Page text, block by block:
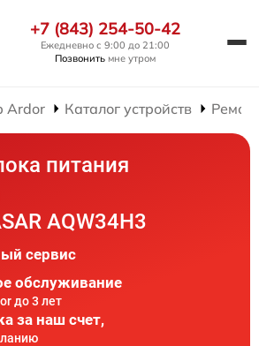
+7 (843) 254-50-42
Ежедневно с 9:00 до 21:00
Позвонить мне утром
Ardor Каталог устройств
питания
AQW34H3
сервис
обслуживание
до 3 лет
за наш счет,